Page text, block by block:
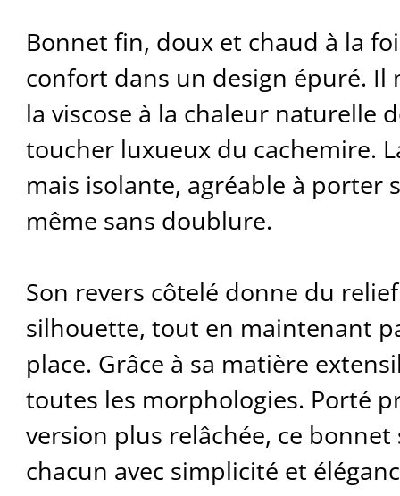
Bonnet fin, doux et chaud à la
confort dans un design épuré. Il
la viscose à la chaleur naturelle
toucher luxueux du cachemire.
mais isolante, agréable à porter
même sans doublure.
Son revers côtelé donne du
silhouette, tout en maintenant
place. Grâce à sa matière
toutes les morphologies. Porté
version plus relâchée, ce bonnet
chacun avec simplicité et